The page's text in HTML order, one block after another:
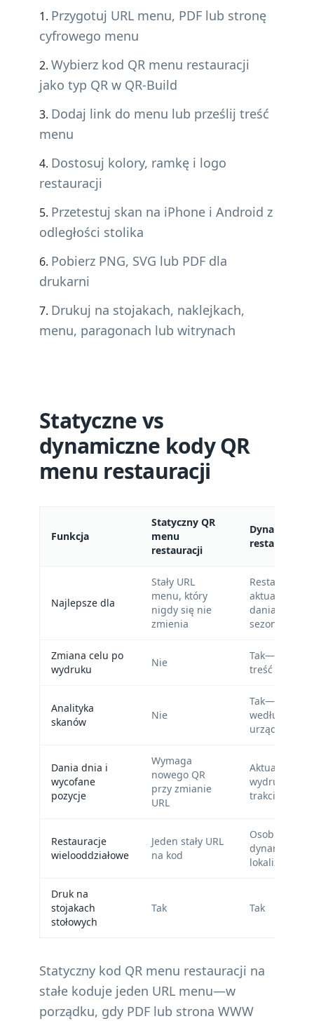
Przygotuj URL menu, PDF lub stronę
cyfrowego menu
Wybierz kod QR menu restauracji
jako typ QR w QR-Build
Dodaj link do menu lub prześlij treść
menu
Dostosuj kolory, ramkę i logo
restauracji
Przetestuj skan na iPhone i Android z
odległości stolika
Pobierz PNG, SVG lub PDF dla
drukarni
Drukuj na stojakach, naklejkach,
menu, paragonach lub witrynach
Statyczne vs
dynamiczne kody QR
menu restauracji
Funkcja
Statyczny QR
menu
restauracji
Dynamiczny
restauracji
Najlepsze dla
Stały URL
menu, który
nigdy się nie
zmienia
Restauracji
dania dnia i
sezonowe
Zmiana celu po
wydruku
Nie
Tak—edytuj
treść menu
Analityka
skanów
Nie
Tak—śledź
według
urządzenia
Dania dnia i
wycofane
pozycje
Wymaga
nowego QR
przy zmianie
URL
Aktualizuj
trakcie
Restauracje
wielooddziałowe
Jeden stały URL
na kod
Osobne kody
dynamiczne
lokalizację z
Druk na
stojakach
stołowych
Tak Tak
Statyczny kod QR menu restauracji na
stałe koduje jeden URL menu—w
porządku, gdy PDF lub strona WWW